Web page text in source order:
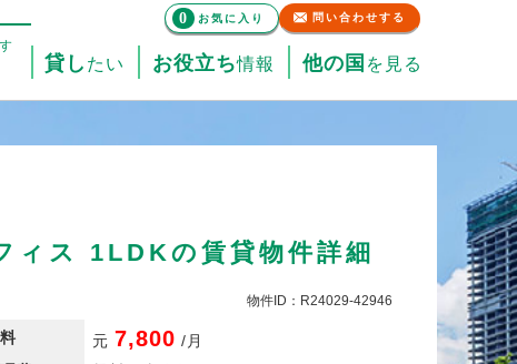
貸し たい お役立ち情報 他の国 を見る
0 お気に入り 問い合わせする
ィス 1LDKの賃貸物件詳細
物件ID：R24029-42946
元 7,800 / 月